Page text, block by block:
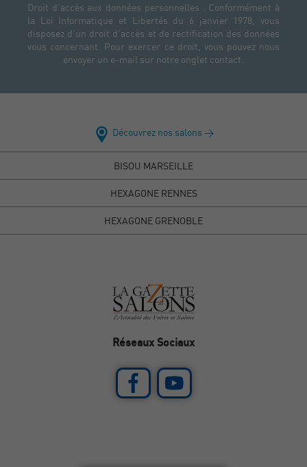
Droit d'accès aux données personnelles : Conformément à
la Loi Informatique et Libertés du 6 janvier 1978, vous
disposez d'un droit d'accès et de rectification des données
vous concernant. Pour exercer ce droit, vous pouvez nous
envoyer un e-mail sur notre onglet contact.
Découvrez nos salons >
BISOU MARSEILLE
HEXAGONE RENNES
HEXAGONE GRENOBLE
Réseaux Sociaux